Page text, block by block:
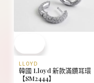
LLOYD
韓國 Lloyd 新款滿鑽耳環
【SM2444】